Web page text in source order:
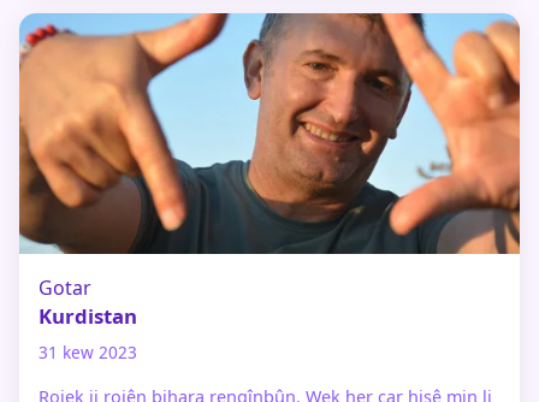
Gotar
Kurdistan
31 kew 2023
Rojek ji rojên bihara rengînbûn. Wek her car hişê min li